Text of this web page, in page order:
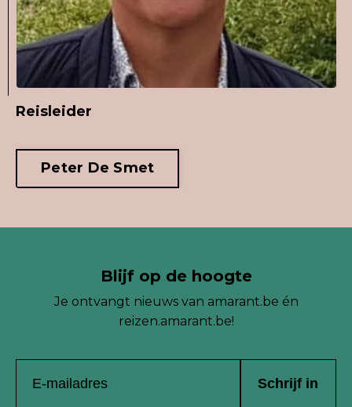
Reisleider
Peter De Smet
Blijf op de hoogte
Je ontvangt nieuws van amarant.be én
reizen.amarant.be!
Schrijf in